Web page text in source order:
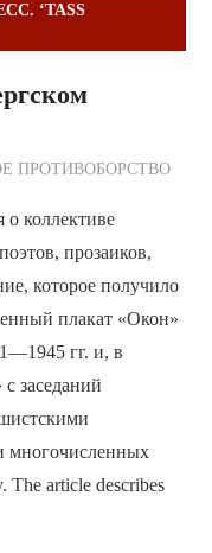
‘TASS
ПРОТИВОБОРСТВО
о коллективе
прозаиков,
которое получило
плакат «Окон»
гг. и, в
заседаний
многочисленных
The article describes